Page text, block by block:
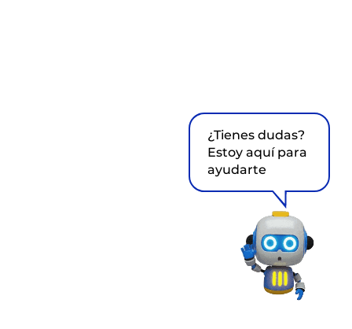
¿Tienes dudas?
Estoy aquí para
ayudarte